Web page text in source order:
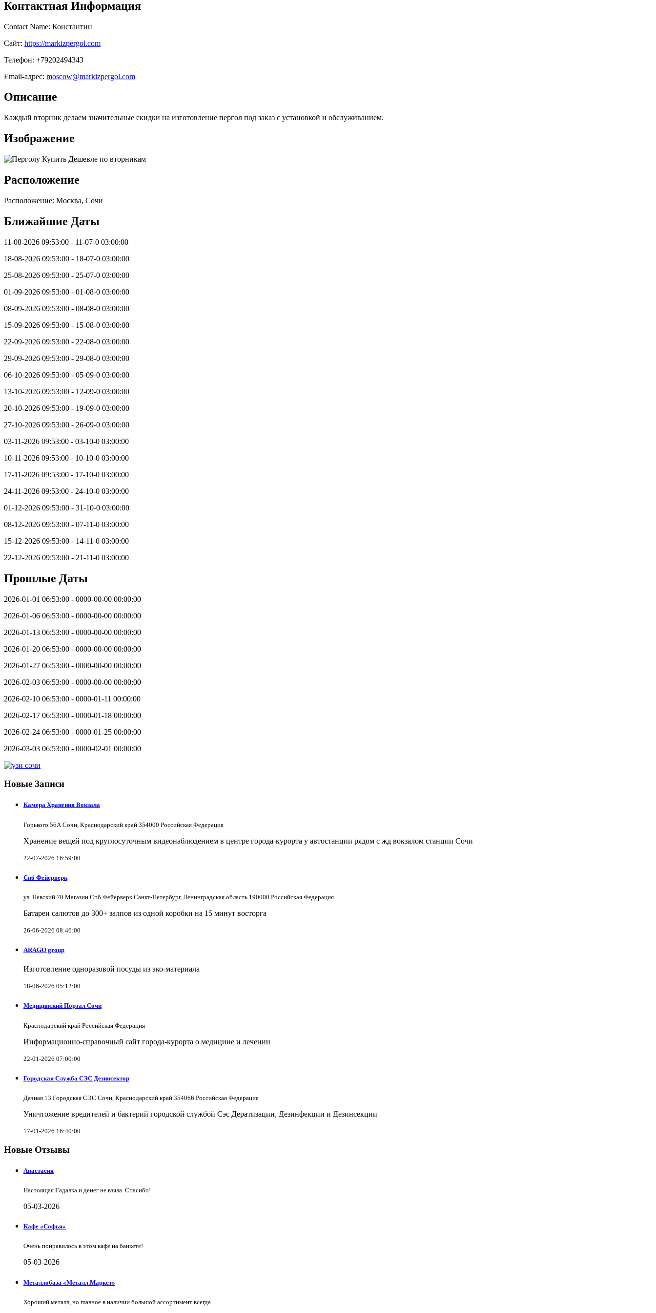
Контактная Информация
Contact Name: Константин
Сайт: https://markizpergol.com
Телефон: +79202494343
Email-адрес: moscow@markizpergol.com
Описание
Каждый вторник делаем значительные скидки на изготовление пергол под заказ с установкой и обслуживанием.
Изображение
Расположение
Расположение: Москва, Сочи
Ближайшие Даты
11-08-2026 09:53:00 - 11-07-0 03:00:00
18-08-2026 09:53:00 - 18-07-0 03:00:00
25-08-2026 09:53:00 - 25-07-0 03:00:00
01-09-2026 09:53:00 - 01-08-0 03:00:00
08-09-2026 09:53:00 - 08-08-0 03:00:00
15-09-2026 09:53:00 - 15-08-0 03:00:00
22-09-2026 09:53:00 - 22-08-0 03:00:00
29-09-2026 09:53:00 - 29-08-0 03:00:00
06-10-2026 09:53:00 - 05-09-0 03:00:00
13-10-2026 09:53:00 - 12-09-0 03:00:00
20-10-2026 09:53:00 - 19-09-0 03:00:00
27-10-2026 09:53:00 - 26-09-0 03:00:00
03-11-2026 09:53:00 - 03-10-0 03:00:00
10-11-2026 09:53:00 - 10-10-0 03:00:00
17-11-2026 09:53:00 - 17-10-0 03:00:00
24-11-2026 09:53:00 - 24-10-0 03:00:00
01-12-2026 09:53:00 - 31-10-0 03:00:00
08-12-2026 09:53:00 - 07-11-0 03:00:00
15-12-2026 09:53:00 - 14-11-0 03:00:00
22-12-2026 09:53:00 - 21-11-0 03:00:00
Прошлые Даты
2026-01-01 06:53:00 - 0000-00-00 00:00:00
2026-01-06 06:53:00 - 0000-00-00 00:00:00
2026-01-13 06:53:00 - 0000-00-00 00:00:00
2026-01-20 06:53:00 - 0000-00-00 00:00:00
2026-01-27 06:53:00 - 0000-00-00 00:00:00
2026-02-03 06:53:00 - 0000-00-00 00:00:00
2026-02-10 06:53:00 - 0000-01-11 00:00:00
2026-02-17 06:53:00 - 0000-01-18 00:00:00
2026-02-24 06:53:00 - 0000-01-25 00:00:00
2026-03-03 06:53:00 - 0000-02-01 00:00:00
Новые Записи
Камера Хранения Вокзала
Горького 56А Сочи, Краснодарский край 354000 Российская Федерация
Хранение вещей под круглосуточным видеонаблюдением в центре города-курорта у автостанции рядом с жд вокзалом станции Сочи
22-07-2026 16:59:00
Спб Фейерверк
ул. Невский 70 Магазин Спб Фейерверк Санкт-Петербург, Ленинградская область 190000 Российская Федерация
Батареи салютов до 300+ залпов из одной коробки на 15 минут восторга
26-06-2026 08:46:00
ARAGO group
Изготовление одноразовой посуды из эко-материала
18-06-2026 05:12:00
Медицинский Портал Сочи
Краснодарский край Российская Федерация
Информационно-справочный сайт города-курорта о медицине и лечении
22-01-2026 07:00:00
Городская Служба СЭС Дезинсектор
Дачная 13 Городская СЭС Сочи, Краснодарский край 354066 Российская Федерация
Уничтожение вредителей и бактерий городской службой Сэс Дератизации, Дезинфекции и Дезинсекции
17-01-2026 16:40:00
Новые Отзывы
Анастасия
Настоящая Гадалка и денег не взяла. Спасибо!
05-03-2026
Кафе «Софья»
Очень понравилось в этом кафе на банкете!
05-03-2026
Металлобаза «Металл.Маркет»
Хороший металл, но главное в наличии большой ассортимент всегда